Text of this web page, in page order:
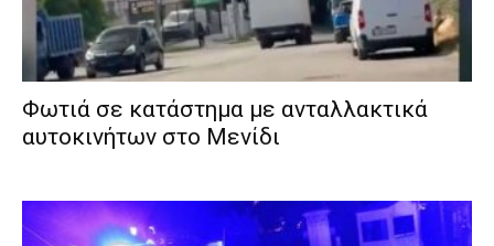
Φωτιά σε κατάστημα με ανταλλακτικά
αυτοκινήτων στο Μενίδι